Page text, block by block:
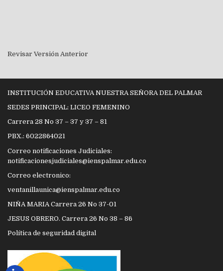
Revisar Versión Anterior
INSTITUCIÓN EDUCATIVA NUESTRA SEÑORA DEL PALMAR
SEDES PRINCIPAL: LICEO FEMENINO
Carrera 28 No 37 – 37 y 37 – 81
PBX.: 6022864021
Correo notificaciones Judiciales:
notificacionesjudiciales@ienspalmar.edu.co
Correo electronico:
ventanillaunica@ienspalmar.edu.co
NIÑA MARIA Carrera 26 No 37-01
JESUS OBRERO. Carrera 26 No 38 – 86
Política de seguridad digital